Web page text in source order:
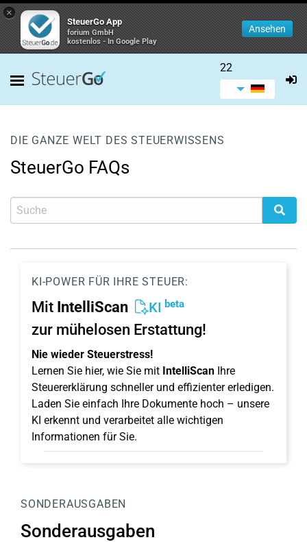
×
SteuerGo App
forium GmbH
kostenlos - In Google Play
Ansehen
22
DIE GANZE WELT DES STEUERWISSENS
SteuerGo FAQs
KI-POWER FÜR IHRE STEUER:
Mit IntelliScan KI beta
zur mühelosen Erstattung!
Nie wieder Steuerstress!
Lernen Sie hier, wie Sie mit IntelliScan Ihre
Steuererklärung schneller und effizienter erledigen.
Laden Sie einfach Ihre Dokumente hoch – unsere
KI erkennt und verarbeitet alle wichtigen
Informationen für Sie.
SONDERAUSGABEN
Sonderausgaben